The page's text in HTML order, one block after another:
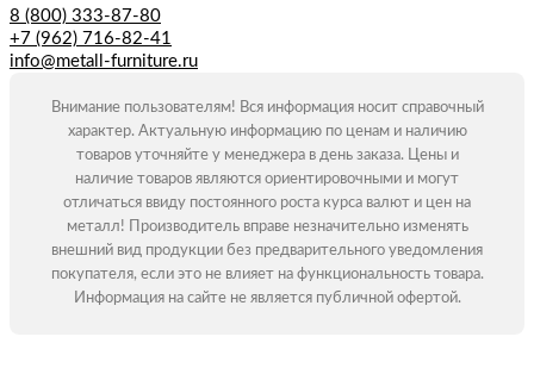
8 (800) 333-87-80
+7 (962) 716-82-41
info@metall-furniture.ru
Внимание пользователям! Вся информация носит справочный
характер. Актуальную информацию по ценам и наличию
товаров уточняйте у менеджера в день заказа. Цены и
наличие товаров являются ориентировочными и могут
отличаться ввиду постоянного роста курса валют и цен на
металл! Производитель вправе незначительно изменять
внешний вид продукции без предварительного уведомления
покупателя, если это не влияет на функциональность товара.
Информация на сайте не является публичной офертой.